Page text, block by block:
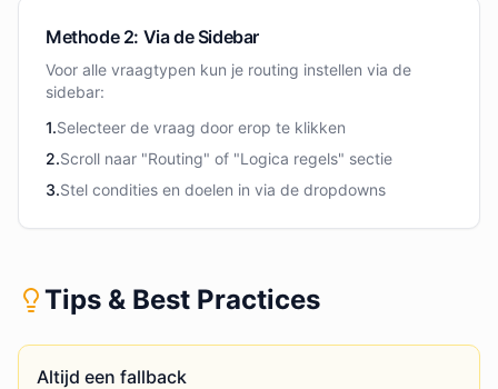
Methode 2: Via de Sidebar
Voor alle vraagtypen kun je routing instellen via de
sidebar:
1.Selecteer de vraag door erop te klikken
2.Scroll naar "Routing" of "Logica regels" sectie
3.Stel condities en doelen in via de dropdowns
Tips & Best Practices
Altijd een fallback